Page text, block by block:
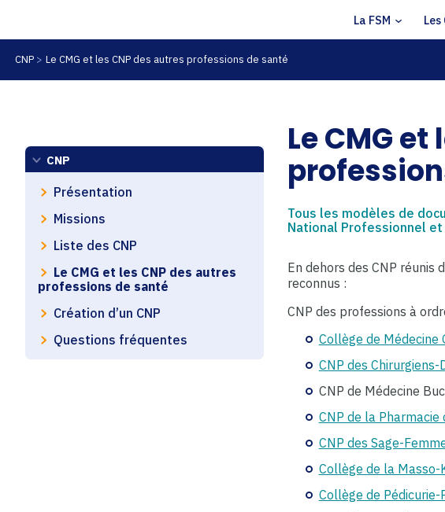
La FSM Les
CNP Le CMG et les CNP des autres professions de santé
CNP
Présentation
Missions
Liste des CNP
Le CMG et les CNP des autres
professions de santé
Création d’un CNP
Questions fréquentes
Le CMG
Tous les modèles de
National Professionnel
En dehors des CNP réunis
reconnus :
CNP des professions à
Collège de Médecine
CNP des Chirurgiens-
CNP de Médecine
CNP de la
CNP des Sage-
Collège de la Masso-
Collège de Pédicurie-